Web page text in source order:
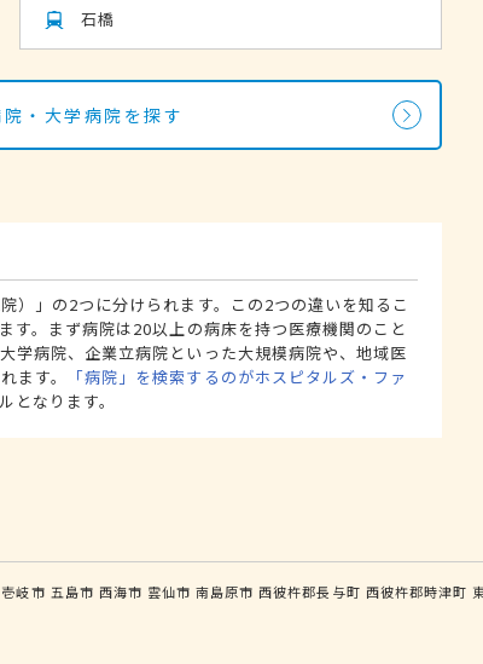
石橋
・大学病院を探す
）」の2つに分けられます。この2つの違いを知るこ
す。まず病院は20以上の病床を持つ医療機関のこと
学病院、企業立病院といった大規模病院や、地域医
ます。
「病院」を検索するのがホスピタルズ・ファ
となります。
壱岐市 五島市 西海市 雲仙市 南島原市 西彼杵郡長与町 西彼杵郡時津町